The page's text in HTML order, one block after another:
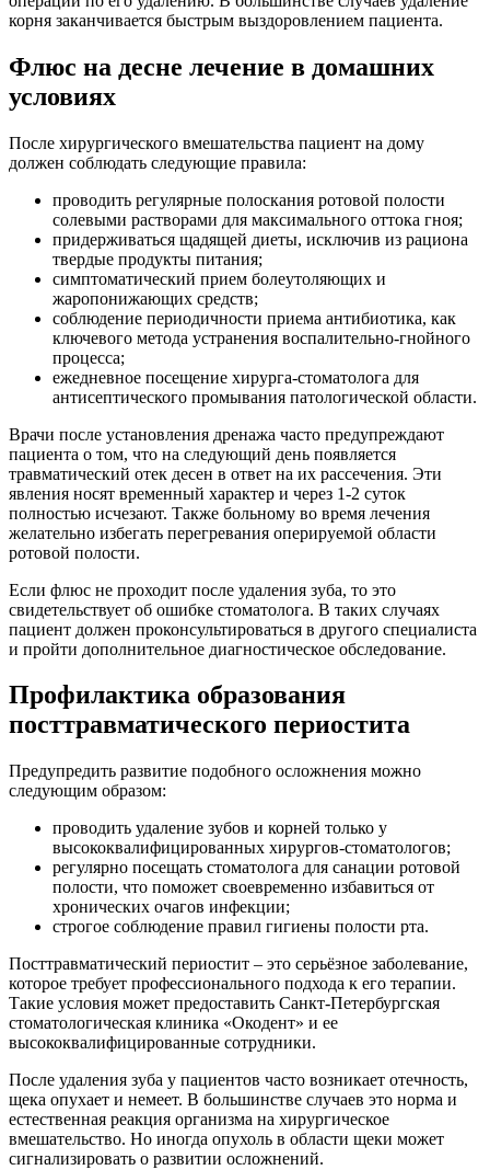
корня заканчивается быстрым выздоровлением пациента.
Флюс на десне лечение в домашних
условиях
После хирургического вмешательства пациент на дому
должен соблюдать следующие правила:
проводить регулярные полоскания ротовой полости
солевыми растворами для максимального оттока гноя;
придерживаться щадящей диеты, исключив из рациона
твердые продукты питания;
симптоматический прием болеутоляющих и
жаропонижающих средств;
соблюдение периодичности приема антибиотика, как
ключевого метода устранения воспалительно-гнойного
процесса;
ежедневное посещение хирурга-стоматолога для
антисептического промывания патологической области.
Врачи после установления дренажа часто предупреждают
пациента о том, что на следующий день появляется
травматический отек десен в ответ на их рассечения. Эти
явления носят временный характер и через 1-2 суток
полностью исчезают. Также больному во время лечения
желательно избегать перегревания оперируемой области
ротовой полости.
Если флюс не проходит после удаления зуба, то это
свидетельствует об ошибке стоматолога. В таких случаях
пациент должен проконсультироваться в другого специалиста
и пройти дополнительное диагностическое обследование.
Профилактика образования
посттравматического периостита
Предупредить развитие подобного осложнения можно
следующим образом:
проводить удаление зубов и корней только у
высококвалифицированных хирургов-стоматологов;
регулярно посещать стоматолога для санации ротовой
полости, что поможет своевременно избавиться от
хронических очагов инфекции;
строгое соблюдение правил гигиены полости рта.
Посттравматический периостит – это серьёзное заболевание,
которое требует профессионального подхода к его терапии.
Такие условия может предоставить Санкт-Петербургская
стоматологическая клиника «Окодент» и ее
высококвалифицированные сотрудники.
После удаления зуба у пациентов часто возникает отечность,
щека опухает и немеет. В большинстве случаев это норма и
естественная реакция организма на хирургическое
вмешательство. Но иногда опухоль в области щеки может
сигнализировать о развитии осложнений.